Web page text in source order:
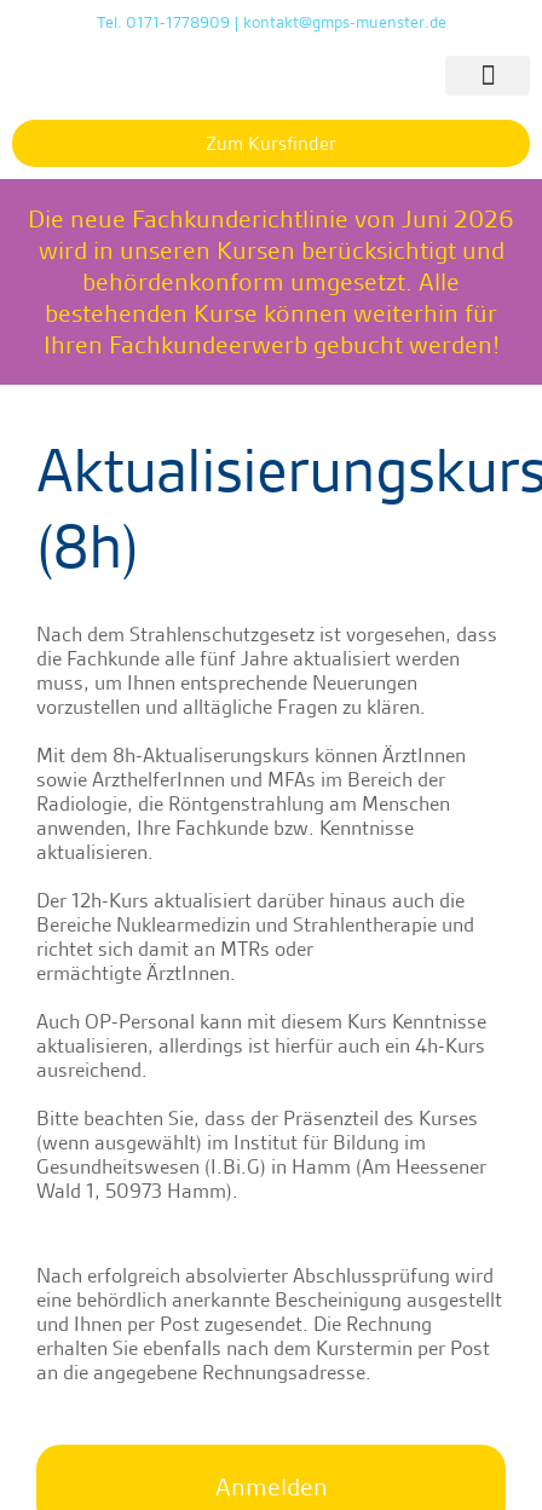
Tel. 0171-1778909 | kontakt@gmps-muenster.de
Zum Kursfinder
Die neue Fachkunderichtlinie von Juni 2026
wird in unseren Kursen berücksichtigt und
behördenkonform umgesetzt. Alle
bestehenden Kurse können weiterhin für
Ihren Fachkundeerwerb gebucht werden!
(8h)
Nach dem Strahlenschutzgesetz ist vorgesehen, dass
die Fachkunde alle fünf Jahre aktualisiert werden
muss, um Ihnen entsprechende Neuerungen
vorzustellen und alltägliche Fragen zu klären.
Mit dem 8h-Aktualiserungskurs können ÄrztInnen
sowie ArzthelferInnen und MFAs im Bereich der
Radiologie, die Röntgenstrahlung am Menschen
anwenden, Ihre Fachkunde bzw. Kenntnisse
aktualisieren.
Der 12h-Kurs aktualisiert darüber hinaus auch die
Bereiche Nuklearmedizin und Strahlentherapie und
richtet sich damit an MTRs oder
ermächtigte ÄrztInnen.
Auch OP-Personal kann mit diesem Kurs Kenntnisse
aktualisieren, allerdings ist hierfür auch ein 4h-Kurs
ausreichend.
Bitte beachten Sie, dass der Präsenzteil des Kurses
(wenn ausgewählt) im Institut für Bildung im
Gesundheitswesen (I.Bi.G) in Hamm (Am Heessener
Wald 1, 50973 Hamm).
Nach erfolgreich absolvierter Abschlussprüfung wird
eine behördlich anerkannte Bescheinigung ausgestellt
und Ihnen per Post zugesendet. Die Rechnung
erhalten Sie ebenfalls nach dem Kurstermin per Post
an die angegebene Rechnungsadresse.
Anmelden